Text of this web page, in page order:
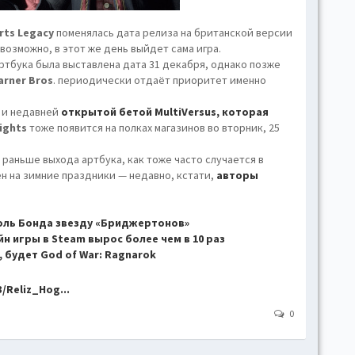
Legacyпоменялась дата релиза на британской версии
в этот же день выйдет сама игра.
была выставлена дата 31 декабря, однако позже
Bros. периодически отдаёт приоритет именно
и недавней открытой бетой MultiVersus, которая
тоже появится на полках магазинов во вторник, 25
выхода артбука, как тоже часто случается в
на зимние праздники — недавно, кстати, авторы
Бонда звезду «Бриджертонов»
игры в Steam вырос более чем в 10 раз
God of War: Ragnarok
Reliz_Hog...
0